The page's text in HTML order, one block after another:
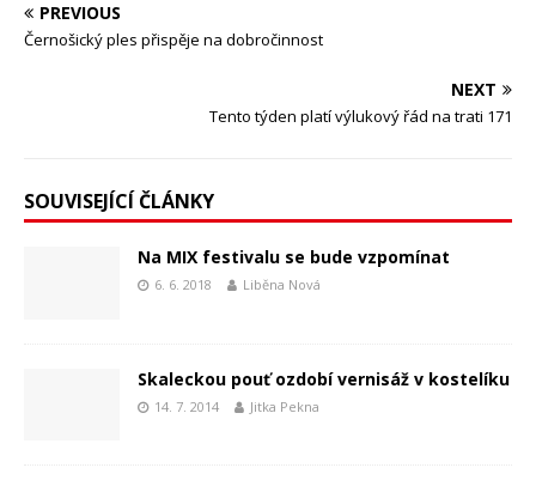
PREVIOUS
Černošický ples přispěje na dobročinnost
NEXT
Tento týden platí výlukový řád na trati 171
SOUVISEJÍCÍ ČLÁNKY
Na MIX festivalu se bude vzpomínat
6. 6. 2018 Liběna Nová
Skaleckou pouť ozdobí vernisáž v kostelíku
14. 7. 2014 Jitka Pekna